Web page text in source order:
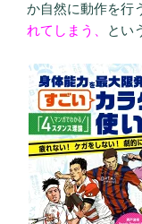
か自然に動作を行
れてしまう、
とい